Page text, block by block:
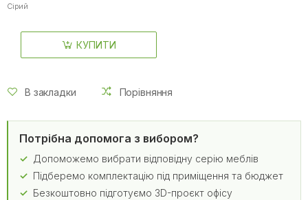
Сірий
КУПИТИ
В закладки Порівняння
Потрібна допомога з вибором?
Допоможемо вибрати відповідну серію меблів
Підберемо комплектацію під приміщення та бюджет
Безкоштовно підготуємо 3D-проєкт офісу